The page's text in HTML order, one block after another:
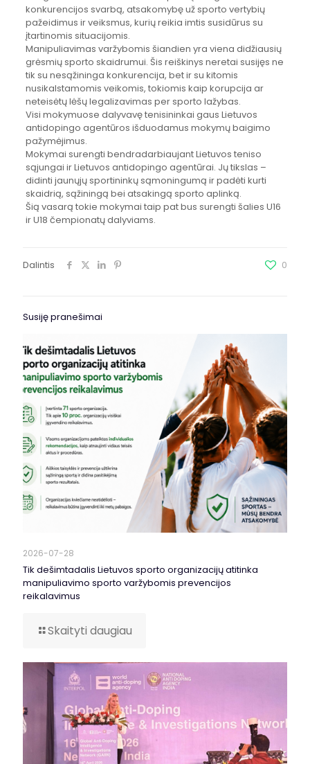
konkurencijos svarbą, atsakomybę už sporto vertybių
pažeidimus ir veiksmus, kurių reikia imtis susidūrus su
įtartinomis situacijomis.
Manipuliavimas varžybomis šiandien yra viena didžiausių
grėsmių sporto skaidrumui. Šis reiškinys neretai susijęs ne
tik su nesąžininga konkurencija, bet ir su kitomis
nusikalstamomis veikomis, tokiomis kaip korupcija ar
neteisėtų lėšų legalizavimas per sporto lažybas.
Visi mokymuose dalyvavę tenisininkai gaus Lietuvos
antidopingo agentūros išduodamus mokymų baigimo
pažymėjimus.
Mokymai surengti bendradarbiaujant Lietuvos teniso
sąjungai ir Lietuvos antidopingo agentūrai. Jų tikslas –
didinti jaunųjų sportininkų sąmoningumą ir padėti kurti
skaidrią, sąžiningą bei atsakingą sporto aplinką.
Šią vasarą tokie mokymai taip pat bus surengti šalies U16
ir U18 čempionatų dalyviams.
Dalintis 0
Susiję pranešimai
2026-07-28
Tik dešimtadalis Lietuvos sporto organizacijų atitinka
manipuliavimo sporto varžybomis prevencijos
reikalavimus
Skaityti daugiau